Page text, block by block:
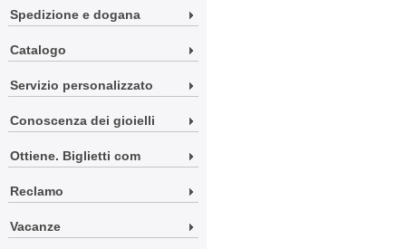
Spedizione e dogana
Catalogo
Servizio personalizzato
Conoscenza dei gioielli
Ottiene. Biglietti com
Reclamo
Vacanze